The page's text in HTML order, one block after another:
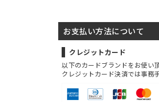
お支払い方法について
クレジットカード
以下のカードブランドをお使い頂
クレジットカード決済では事務